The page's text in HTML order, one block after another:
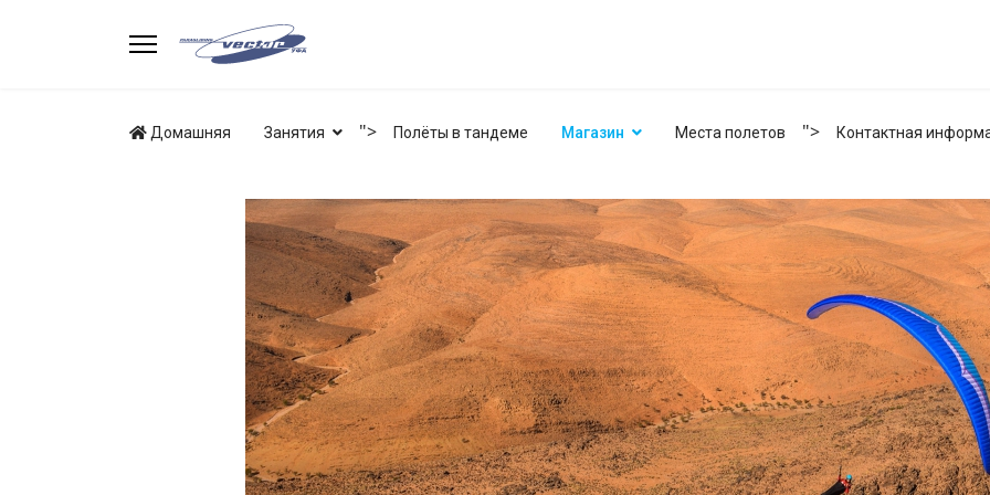
Домашняя Занятия "> Полёты в тандеме Магазин Места полетов "> Контактная